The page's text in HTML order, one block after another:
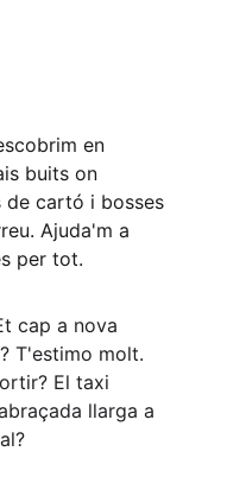
en
buits on
de cartó i bosses
Ajuda'm a
per tot.
cap a nova
T'estimo molt.
El taxi
llarga a